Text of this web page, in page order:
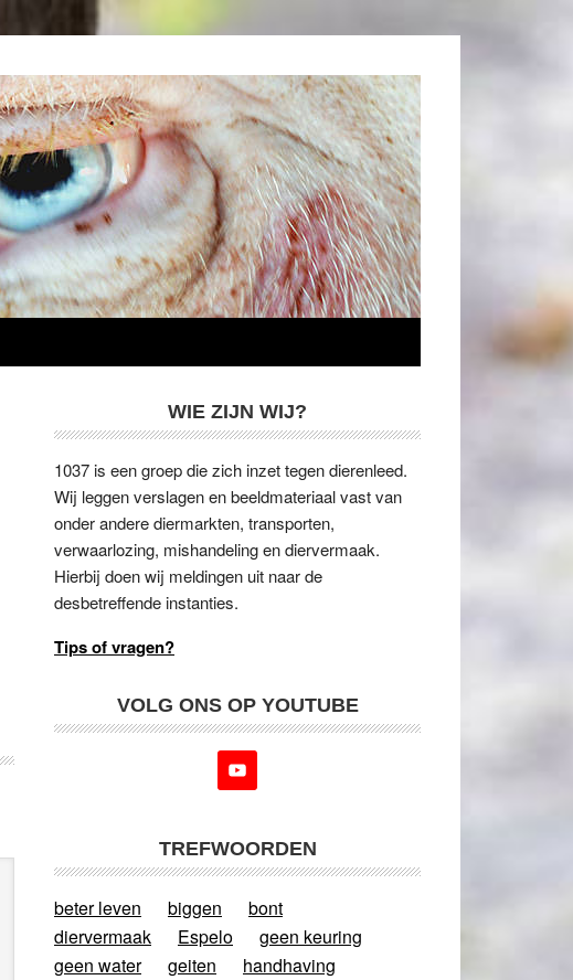
WIE ZIJN WIJ?
1037 is een groep die zich inzet tegen dierenleed.
Wij leggen verslagen en beeldmateriaal vast van
onder andere diermarkten, transporten,
verwaarlozing, mishandeling en diervermaak.
Hierbij doen wij meldingen uit naar de
desbetreffende instanties.
Tips of vragen?
VOLG ONS OP YOUTUBE
TREFWOORDEN
beter leven biggen
bont
diervermaak
Espelo
geen keuring
geen water
geiten
handhaving